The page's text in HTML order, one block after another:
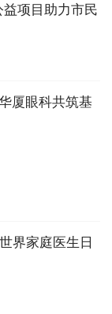
益项目助力市民
厦眼科共筑基
界家庭医生日